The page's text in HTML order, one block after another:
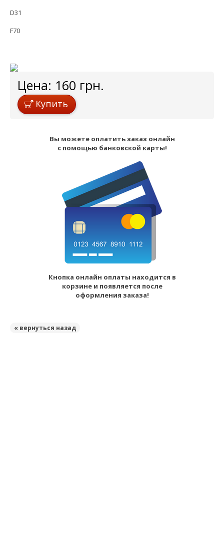
D31
F70
Цена: 160 грн.
Купить
Вы можете оплатить заказ онлайн
с помощью банковской карты!
Кнопка онлайн оплаты находится в
корзине и появляется после
оформления заказа!
« вернуться назад